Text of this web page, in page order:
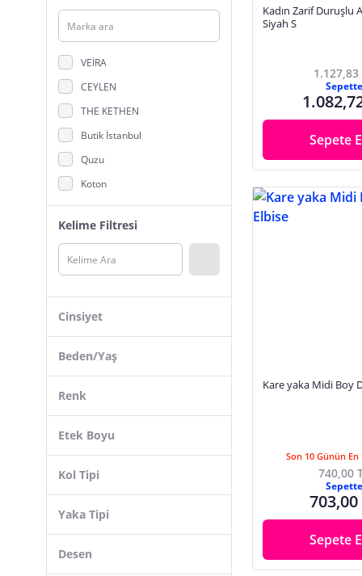
VEİRA
CEYLEN
THE KETHEN
Butik İstanbul
Quzu
Koton
Barbora
Uslucan Alışveriş
JANES
Sems Boutique
Vitrin
ALFUDO Moda Collection
Elbee
abiyefon
Lela
Kelime Filtresi
Cinsiyet
Beden/Yaş
40
L
36
Renk
Beyaz
Lacivert
Etek Boyu
Kol Tipi
Yaka Tipi
Desen
Kadın Zarif Duruşlu
Siyah S
1.127,83
Sepette
Sepete
Kare yaka Midi Boy
Son 10 Günün En
740,00
Sepette
703,00
Sepete